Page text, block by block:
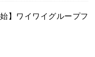
】ワイワイグループフ